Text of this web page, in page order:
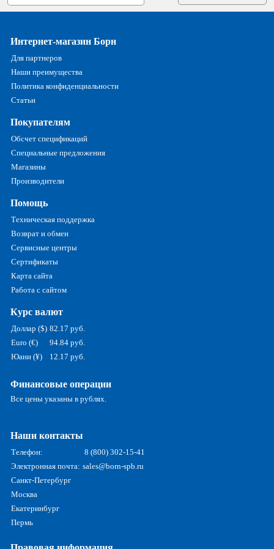
Интернет-магазин Борн
Для партнеров
Наши преимущества
Политика конфиденциальности
Статьи
Покупателям
Обсчет спецификаций
Специальные предложения
Магазины
Производители
Помощь
Техническая поддержка
Возврат и обмен
Сервисные центры
Сертификаты
Карта сайта
Работа с сайтом
Курс валют
Доллар ($) 82.17 руб.
Euro (€)
94.84 руб.
Юани (¥)
12.17 руб.
Финансовые операции
Все цены указаны в рублях.
Наши контакты
Телефон:
8 (800) 302-15-41
Электронная почта: sales@born-spb.ru
Санкт-Петербург
Москва
Екатеринбург
Пермь